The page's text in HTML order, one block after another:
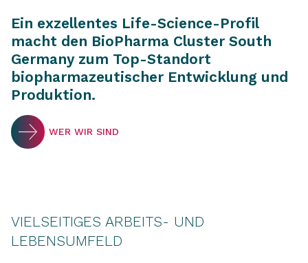
Ein exzellentes Life-Science-Profil
macht den BioPharma Cluster South
Germany zum Top-Standort
biopharmazeutischer Entwicklung und
Produktion.
WER WIR SIND
VIELSEITIGES ARBEITS- UND
LEBENSUMFELD